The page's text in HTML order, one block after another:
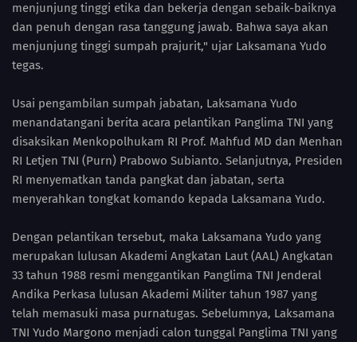
menjunjung tinggi etika dan bekerja dengan sebaik-baiknya
dan penuh dengan rasa tanggung jawab. Bahwa saya akan
menjunjung tinggi sumpah prajurit," ujar Laksamana Yudo
tegas.
Usai pengambilan sumpah jabatan, Laksamana Yudo
menandatangani berita acara pelantikan Panglima TNI yang
disaksikan Menkopolhukam RI Prof. Mahfud MD dan Menhan
RI Letjen TNI (Purn) Prabowo Subianto. Selanjutnya, Presiden
RI menyematkan tanda pangkat dan jabatan, serta
menyerahkan tongkat komando kepada Laksamana Yudo.
Dengan pelantikan tersebut, maka Laksamana Yudo yang
merupakan lulusan Akademi Angkatan Laut (AAL) Angkatan
33 tahun 1988 resmi menggantikan Panglima TNI Jenderal
Andika Perkasa lulusan Akademi Militer tahun 1987 yang
telah memasuki masa purnatugas. Sebelumnya, Laksamana
TNI Yudo Margono menjadi calon tunggal Panglima TNI yang